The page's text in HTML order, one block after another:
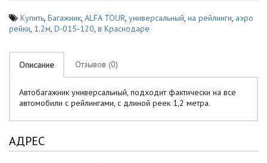
Купить, Багажник, ALFA TOUR, универсальный, на рейлинги, аэро
рейки, 1.2м, D-015-120, в Краснодаре
Описание Отзывов (0)
Автобагажник универсальный, подходит фактически на все
автомобили с рейлингами, с длиной реек 1,2 метра.
АДРЕС